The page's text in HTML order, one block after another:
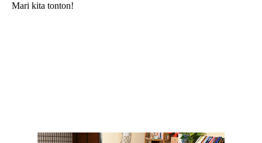
Mari kita tonton!